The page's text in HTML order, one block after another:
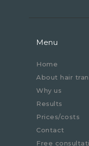
Menu
home
about hair
why us
results
prices/costs
contact
free